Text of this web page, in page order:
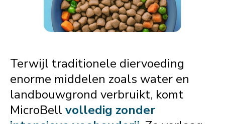
Terwijl traditionele diervoeding
enorme middelen zoals water en
landbouwgrond verbruikt, komt
MicroBell volledig zonder